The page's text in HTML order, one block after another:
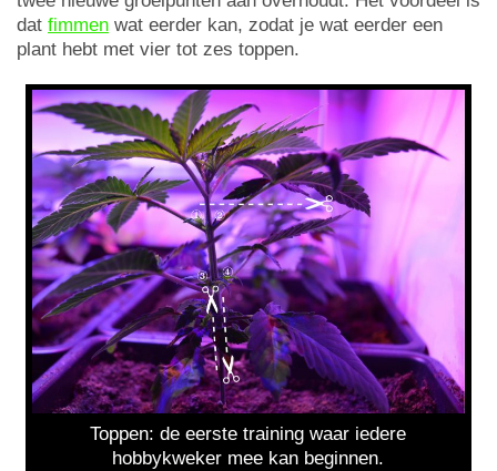
dat fimmen wat eerder kan, zodat je wat eerder een
plant hebt met vier tot zes toppen.
Toppen: de eerste training waar iedere
hobbykweker mee kan beginnen.